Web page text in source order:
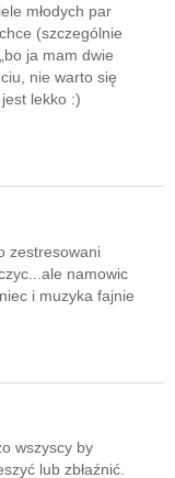
młodych par
(szczególnie
ja mam dwie
nie warto się
lekko :)
zestresowani
namowic
i muzyka fajnie
wszyscy by
lub zbłaźnić.